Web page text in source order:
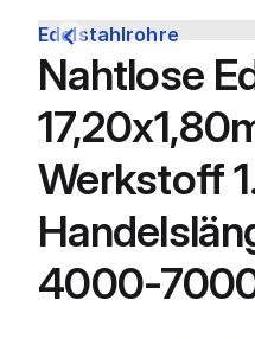
Edelstahlrohre
Nahtlose
Werkstoff
4000-